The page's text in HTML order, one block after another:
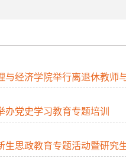
经济学院举行离退休教师
办党史学习教育专题培训
生思政教育专题活动暨研究